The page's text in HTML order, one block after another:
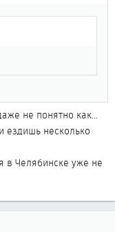
не понятно как...
ездишь несколько
в Челябинске уже не